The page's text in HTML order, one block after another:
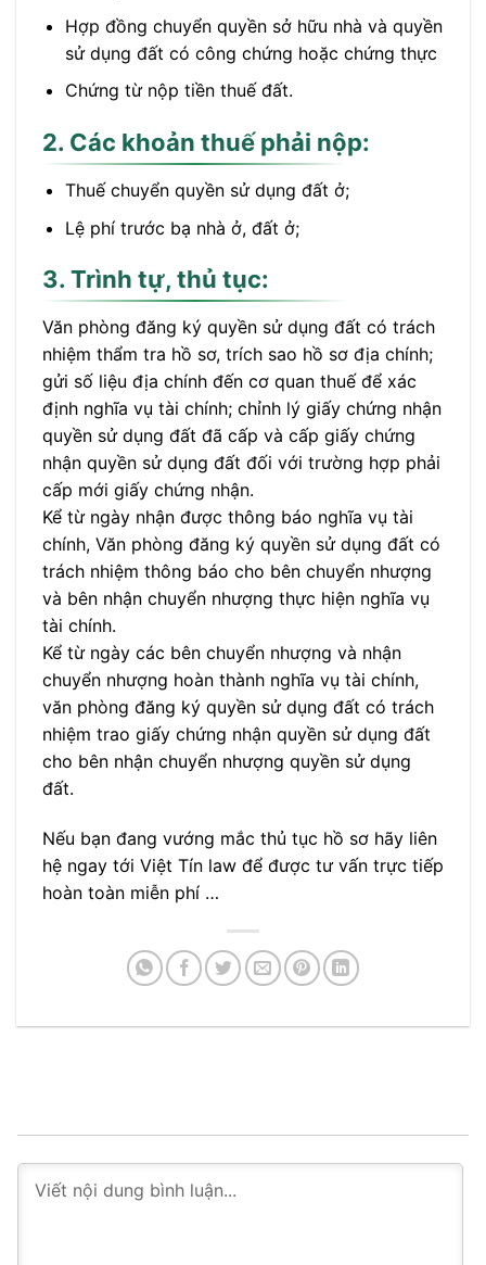
Hợp đồng chuyển quyền sở hữu nhà và quyền
sử dụng đất có công chứng hoặc chứng thực
Chứng từ nộp tiền thuế đất.
2. Các khoản thuế phải nộp:
Thuế chuyển quyền sử dụng đất ở;
Lệ phí trước bạ nhà ở, đất ở;
3. Trình tự, thủ tục:
Văn phòng đăng ký quyền sử dụng đất có trách
nhiệm thẩm tra hồ sơ, trích sao hồ sơ địa chính;
gửi số liệu địa chính đến cơ quan thuế để xác
định nghĩa vụ tài chính; chỉnh lý giấy chứng nhận
quyền sử dụng đất đã cấp và cấp giấy chứng
nhận quyền sử dụng đất đối với trường hợp phải
cấp mới giấy chứng nhận.
Kể từ ngày nhận được thông báo nghĩa vụ tài
chính, Văn phòng đăng ký quyền sử dụng đất có
trách nhiệm thông báo cho bên chuyển nhượng
và bên nhận chuyển nhượng thực hiện nghĩa vụ
tài chính.
Kể từ ngày các bên chuyển nhượng và nhận
chuyển nhượng hoàn thành nghĩa vụ tài chính,
văn phòng đăng ký quyền sử dụng đất có trách
nhiệm trao giấy chứng nhận quyền sử dụng đất
cho bên nhận chuyển nhượng quyền sử dụng
đất.
Nếu bạn đang vướng mắc thủ tục hồ sơ hãy liên
hệ ngay tới Việt Tín law để được tư vấn trực tiếp
hoàn toàn miễn phí …